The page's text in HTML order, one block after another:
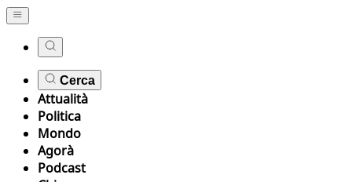
Cerca
Attualità
Politica
Mondo
Agorà
Podcast